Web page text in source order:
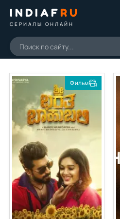
INDIAFRU
СЕРИАЛЫ ОНЛАЙН
Фильм